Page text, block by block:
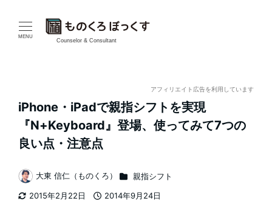
MENU
Counselor & Consultant
アフィリエイト広告を利用しています
iPhone・iPadで親指シフトを実現
『N+Keyboard』登場、使ってみて7つの
良い点・注意点
2015年2月22日
2014年9月24日
著
者
大東 信仁（ものくろ） カテゴリー
親指シフト